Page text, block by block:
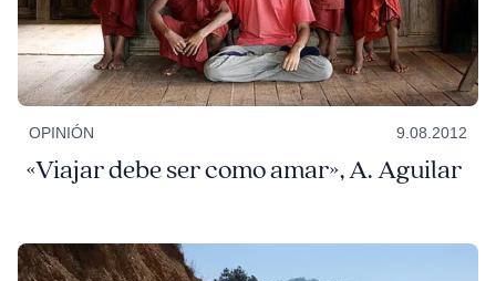
OPINIÓN 9.08.2012
«Viajar debe ser como amar», A. Aguilar